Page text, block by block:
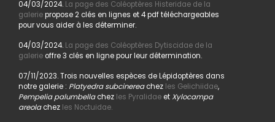
04/03/2024. La page des Coléoptères Histeridae de la
galeriepropose 2 clés en lignes et 4 pdf téléchargeables
pour vous aider à les déterminer.
04/03/2024. La page des Coléoptères Dytiscidae de la
galerieoffre 3 clés en ligne pour leur détermination.
07/11/2023. Trois nouvelles espèces de Lépidoptères dans
notre galerie : Platyedra subcinereachez les Gelichiidae,
Pempelia palumbellachez les PyralidaeetXylocampa
areolachez les Noctuidae.